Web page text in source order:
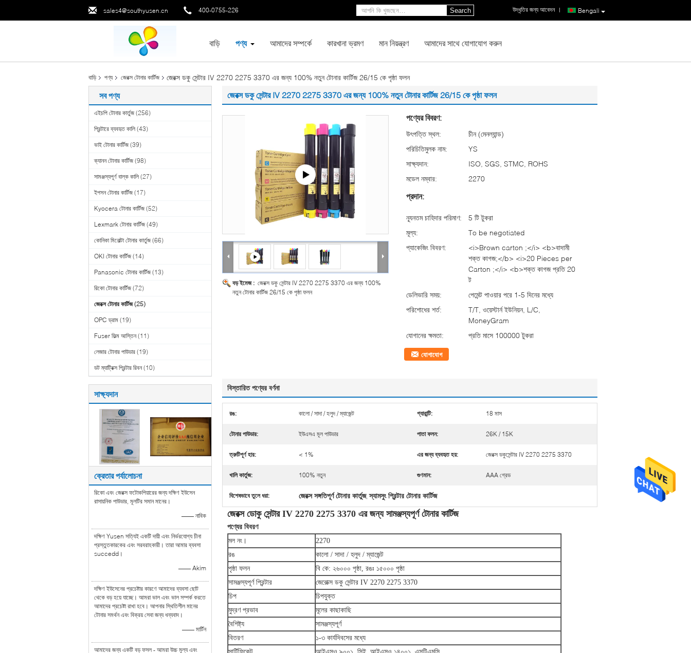
sales4@southyusen.cn 400-0755-226 Bengali
উদ্ধৃতির জন্য আবেদন |
Search
বাড়ি পণ্য আমাদের সম্পর্কে কারখানা ভ্রমণ মান নিয়ন্ত্রণ আমাদের সাথে যোগাযোগ করুন
বাড়ি পণ্য জেরক্স টোনার কার্টিজ জেরক্স ডকু সেন্টার IV 2270 2275 3370 এর জন্য 100% নতুন টোনার কার্টিজ 26/15 কে পৃষ্ঠা ফলন
সব পণ্য
এইচপি টোনার কার্তুজ (256)
প্রিন্টারে ব্যবহৃত কালি (43)
ভাই টোনার কার্টিজ (39)
ক্যানন টোনার কার্টিজ (98)
সামঞ্জস্যপূর্ণ বাল্ক কালি (27)
ইপসন টোনার কার্টিজ (17)
Kyocera টোনার কার্টিজ (52)
Lexmark টোনার কার্টিজ (49)
কোনিকা মিনোল্টা টোনার কার্তুজ (66)
OKI টোনার কার্টিজ (14)
Panasonic টোনার কার্টিজ (13)
রিকো টোনার কার্টিজ (72)
জেরক্স টোনার কার্টিজ (25)
OPC ড্রাম (19)
Fuser ফিল্ম আস্তিন (11)
লেজার টোনার পাউডার (19)
ডট ম্যাট্রিক্স প্রিন্টার রিবন (10)
সাক্ষ্যদান
ক্রেতার পর্যালোচনা
রিকো এবং জেরক্স ফটোকপিয়ারের জন্য দক্ষিণ ইউসেন
রাসায়নিক পাউডার, মূলটির সমান মানের।
—— নাবিক
দক্ষিণ Yusen সত্যিই একটি দায়ী এবং নির্ভরযোগ্য চীনা
প্রস্তুতকারকের এবং সরবরাহকারী। তারা আমার ব্যবসা
succedd।
—— Akim
দক্ষিণ ইউসেনের প্রচেষ্টার কারণে আমাদের ব্যবসা ছোট
থেকে বড় হয়ে যাচ্ছে। আমরা ভাল এবং ভাল সম্পর্ক করতে
আমাদের প্রচেষ্টা রাখা হবে। আপনার স্থিতিশীল মানের
টোনার সমর্থন এবং বিক্রয় সেবা জন্য ধন্যবাদ।
—— মার্টিন
আমাদের জন্য একটি বড় ফসল - আমরা উচ্চ মূল্য এবং
জেরক্স ডকু সেন্টার IV 2270 2275 3370 এর জন্য 100% নতুন টোনার কার্টিজ 26/15 কে পৃষ্ঠা ফলন
বড় ইমেজ : জেরক্স ডকু সেন্টার IV 2270 2275 3370 এর জন্য 100%
নতুন টোনার কার্টিজ 26/15 কে পৃষ্ঠা ফলন
পণ্যের বিবরণ:
উৎপত্তি স্থল:
চীন (মেনল্যান্ড)
পরিচিতিমুলক নাম:
YS
সাক্ষ্যদান:
ISO, SGS, STMC, ROHS
মডেল নম্বার:
2270
প্রদান:
ন্যূনতম চাহিদার পরিমাণ:
5 টি টুকরা
মূল্য:
To be negotiated
প্যাকেজিং বিবরণ:
<i>Brown carton ;</i> <b>বাদামী
শক্ত কাগজ;</b> <i>20 Pieces per
Carton ;</i> <b>শক্ত কাগজ প্রতি 20
ট
ডেলিভারি সময়:
পেমেন্ট পাওয়ার পরে 1-5 দিনের মধ্যে
পরিশোধের শর্ত:
T/T, ওয়েস্টার্ন ইউনিয়ন, L/C,
MoneyGram
যোগানের ক্ষমতা:
প্রতি মাসে 100000 টুকরা
যোগাযোগ
বিস্তারিত পণ্যের বর্ণনা
রঙ: কালো / সাদা / হলুদ / ম্যাজেন্ট গ্যারান্টি: 18 মাস
টোনার পাউডার: ইউএসএ মূল পাউডার পাতা ফলন: 26K / 15K
ত্রুটিপূর্ণ হার: < 1% এর জন্য ব্যবহৃত হয়: জেরক্স ডকুসেন্টার IV 2270 2275 3370
খালি কার্তুজ: 100% নতুন গুণমান: AAA গ্রেড
বিশেষভাবে তুলে ধরা: জেরক্স সঙ্গতিপূর্ণ টোনার কার্তুজ,স্যামসুং প্রিন্টার টোনার কার্টিজ
জেরক্স ডোকু সেন্টার IV 2270 2275 3370 এর জন্য সামঞ্জস্যপূর্ণ টোনার কার্টিজ
পণ্যের বিবরণ
মল নং।
2270
রঙ
কালো / সাদা / হলুদ / ম্যাজেন্ট
পৃষ্ঠা ফলন
বি কে: ২৬০০০ পৃষ্ঠা, রঙঃ ১৫০০০ পৃষ্ঠা
সামঞ্জস্যপূর্ণ প্রিন্টার
জেরোক্স ডকু সেন্টার IV 2270 2275 3370
চিপ
চিপযুক্ত
মুদ্রণ প্রভাব
মূলের কাছাকাছি
বৈশিষ্ট্য
সামঞ্জস্যপূর্ণ
বিতরণ
১-৩ কার্যদিবসের মধ্যে